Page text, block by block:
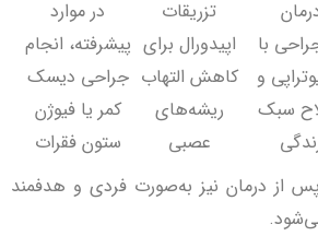
با
و
سبک
تزریقات
اپیدورال برای
کاهش التهاب
ریشه‌های
عصبی
در موارد
پیشرفته، انجام
جراحی دیسک
کمر یا فیوژن
ستون فقرات
از درمان نیز به‌صورت فردی و هدفمند